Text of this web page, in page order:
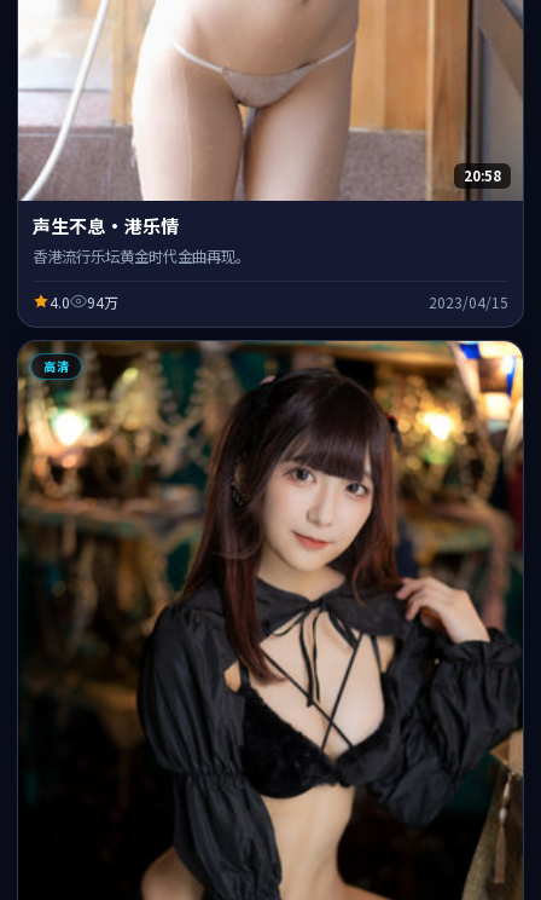
20:58
声生不息·港乐情
香港流行乐坛黄金时代金曲再现。
4.0 94万 2023/04/15
高清